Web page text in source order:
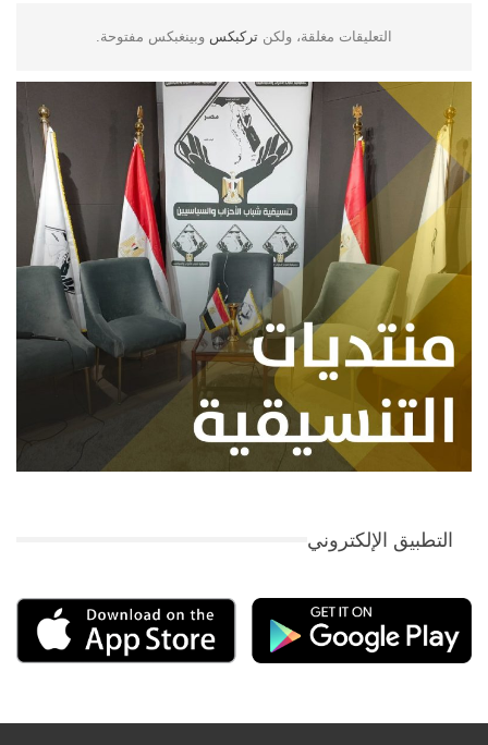
التعليقات مغلقة، ولكن تركبكس وبينغبكس مفتوحة.
التطبيق الإلكتروني